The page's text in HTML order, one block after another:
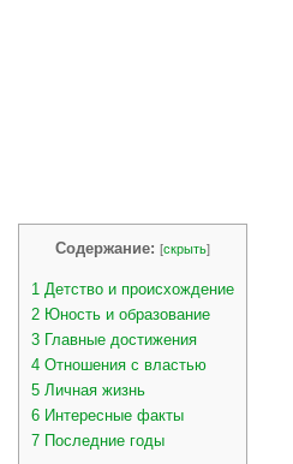
Содержание: [скрыть]
1 Детство и происхождение
2 Юность и образование
3 Главные достижения
4 Отношения с властью
5 Личная жизнь
6 Интересные факты
7 Последние годы